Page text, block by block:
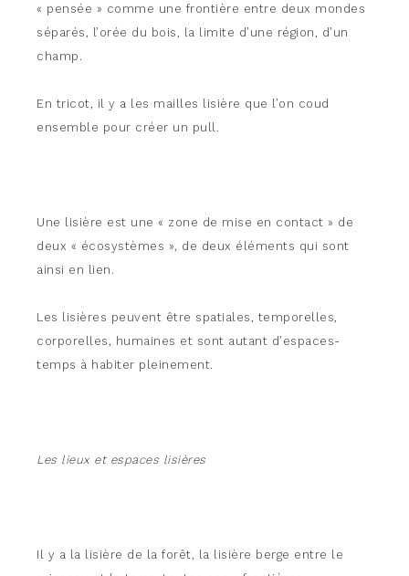
« pensée » comme une frontière entre deux mondes
séparés, l’orée du bois, la limite d’une région, d’un
champ.
En tricot, il y a les mailles lisière que l’on coud
ensemble pour créer un pull.
Une lisière est une « zone de mise en contact » de
deux « écosystèmes », de deux éléments qui sont
ainsi en lien.
Les lisières peuvent être spatiales, temporelles,
corporelles, humaines et sont autant d’espaces-
temps à habiter pleinement.
Les lieux et espaces lisières
Il y a la lisière de la forêt, la lisière berge entre le